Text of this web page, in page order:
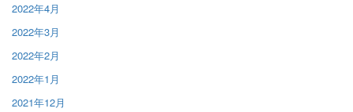
2022年4月
2022年3月
2022年2月
2022年1月
2021年12月